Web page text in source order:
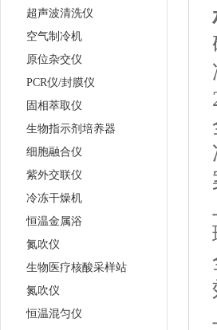
超声波清洗仪
空气制冷机
原位杂交仪
PCR仪/封膜仪
固相萃取仪
生物指示剂培养器
细胞融合仪
紫外交联仪
冷冻干燥机
恒温金属浴
氮吹仪
生物医疗核酸采样站
氮吹仪
恒温混匀仪